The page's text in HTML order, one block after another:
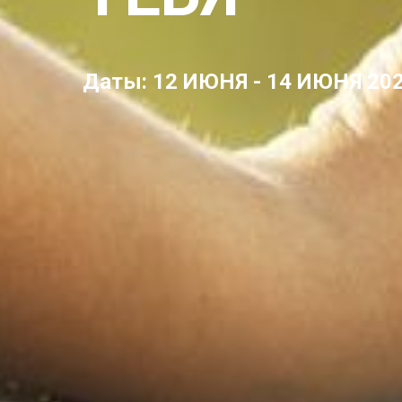
Даты: 12 ИЮНЯ - 14 ИЮНЯ